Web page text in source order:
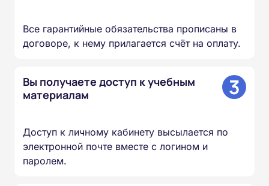
Все гарантийные обязательства прописаны в
договоре, к нему прилагается счёт на оплату.
Вы получаете доступ к учебным
материалам
3
Доступ к личному кабинету высылается по
электронной почте вместе с логином и
паролем.